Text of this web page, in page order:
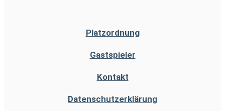
Platzordnung
Gastspieler
Kontakt
Datenschutzerklärung